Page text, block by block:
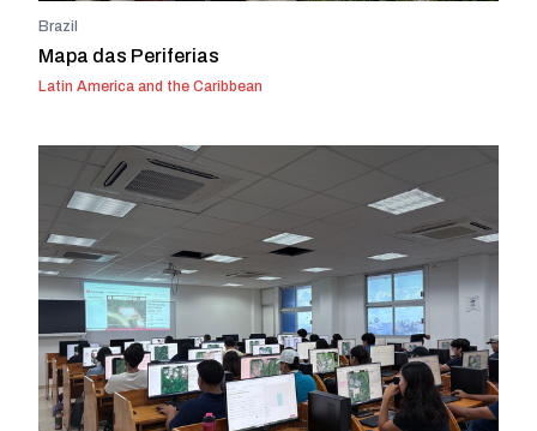
Brazil
Mapa das Periferias
Latin America and the Caribbean